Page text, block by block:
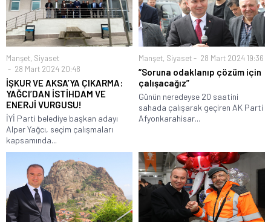
Manşet, Siyaset
28 Mart 2024 20:48
İŞKUR VE AKSA’YA ÇIKARMA:
YAĞCI’DAN İSTİHDAM VE
ENERJİ VURGUSU!
İYİ Parti belediye başkan adayı
Alper Yağcı, seçim çalışmaları
kapsamında...
Manşet, Siyaset 28 Mart 2024 19:36
“Soruna odaklanıp çözüm için
çalışacağız”
Günün neredeyse 20 saatini
sahada çalışarak geçiren AK Parti
Afyonkarahisar...